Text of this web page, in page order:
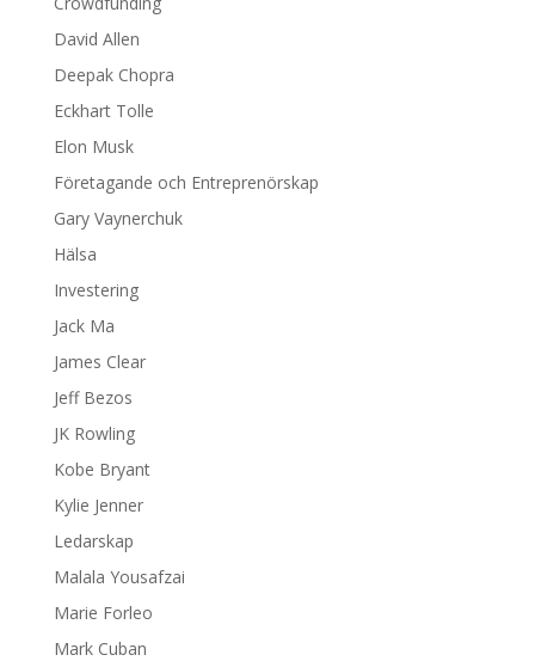
David Allen
Deepak Chopra
Eckhart Tolle
Elon Musk
Företagande och Entreprenörskap
Gary Vaynerchuk
Hälsa
Investering
Jack Ma
James Clear
Jeff Bezos
JK Rowling
Kobe Bryant
Kylie Jenner
Ledarskap
Malala Yousafzai
Marie Forleo
Mark Cuban